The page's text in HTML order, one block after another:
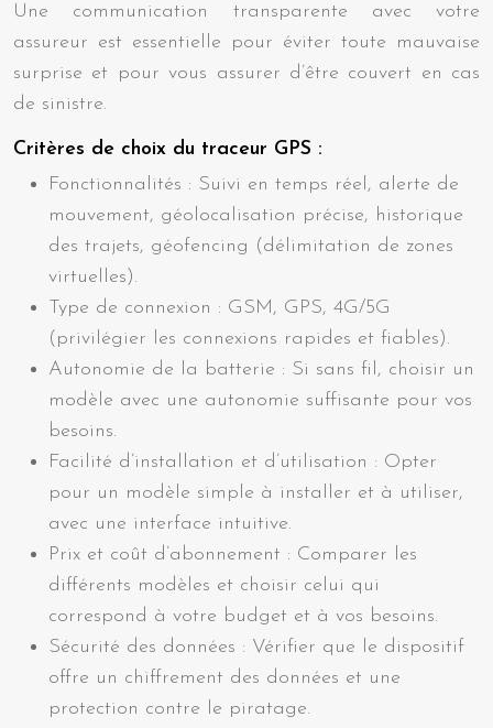
Une communication transparente avec votre
assureur est essentielle pour éviter toute mauvaise
surprise et pour vous assurer d’être couvert en cas
de sinistre.
Critères de choix du traceur GPS :
Fonctionnalités : Suivi en temps réel, alerte de
mouvement, géolocalisation précise, historique
des trajets, géofencing (délimitation de zones
virtuelles).
Type de connexion : GSM, GPS, 4G/5G
(privilégier les connexions rapides et fiables).
Autonomie de la batterie : Si sans fil, choisir un
modèle avec une autonomie suffisante pour vos
besoins.
Facilité d’installation et d’utilisation : Opter
pour un modèle simple à installer et à utiliser,
avec une interface intuitive.
Prix et coût d’abonnement : Comparer les
différents modèles et choisir celui qui
correspond à votre budget et à vos besoins.
Sécurité des données : Vérifier que le dispositif
offre un chiffrement des données et une
protection contre le piratage.